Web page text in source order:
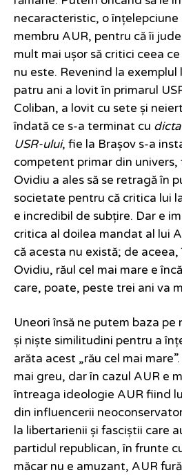
necaracteristic, o înțelepciune
membru AUR, pentru că îi
mult mai ușor să critici ceea
nu este. Revenind la
patru ani a lovit în primarul
Coliban, a lovit cu sete și
îndată ce s-a terminat cu
USR-ului, fie la Brașov s-a
competent primar din univers,
Ovidiu a ales să se retragă în
societate pentru că critica lui
e incredibil de subțire. Dar e
critica al doilea mandat al lui
că acesta nu există; de
Ovidiu, răul cel mai mare e
care, poate, peste trei ani va
Uneori însă ne putem baza
și niște similitudini pentru a
arăta acest „rău cel mai
mai greu, dar în cazul AUR e
întreaga ideologie AUR fiind
din influencerii
la libertarienii și fasciștii care
partidul republican, în frunte
măcar nu e amuzant, AUR